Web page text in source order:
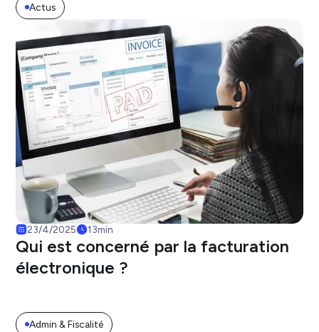
Actus
23/4/2025 13min
Qui est concerné par la facturation
électronique ?
Admin & Fiscalité